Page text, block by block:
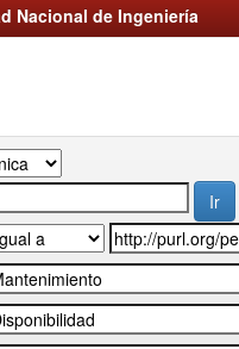
Nacional de Ingeniería